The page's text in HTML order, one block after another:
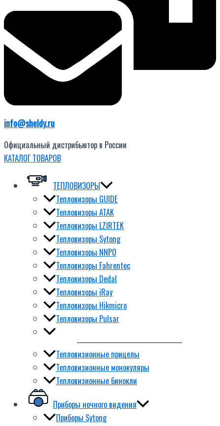
info@sheldy.ru
Официальный дистрибьютор в России
КАТАЛОГ ТОВАРОВ
ТЕПЛОВИЗОРЫ
Тепловизоры GUIDE
Тепловизоры ATAK
Тепловизоры LZIRTEK
Тепловизоры Sytong
Тепловизоры NNPO
Тепловизоры Fahrentec
Тепловизоры Dedal
Тепловизоры iRay
Тепловизоры Hikmicro
Тепловизоры Pulsar
Тепловизионные прицелы
Тепловизионные монокуляры
Тепловизионные бинокли
Приборы ночного видения
Приборы Sytong